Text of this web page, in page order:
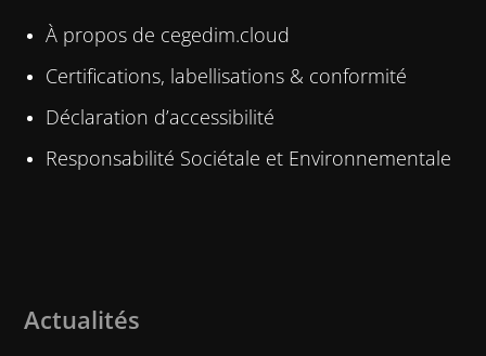
À propos de cegedim.cloud
Certifications, labellisations & conformité
Déclaration d’accessibilité
Responsabilité Sociétale et Environnementale
Actualités